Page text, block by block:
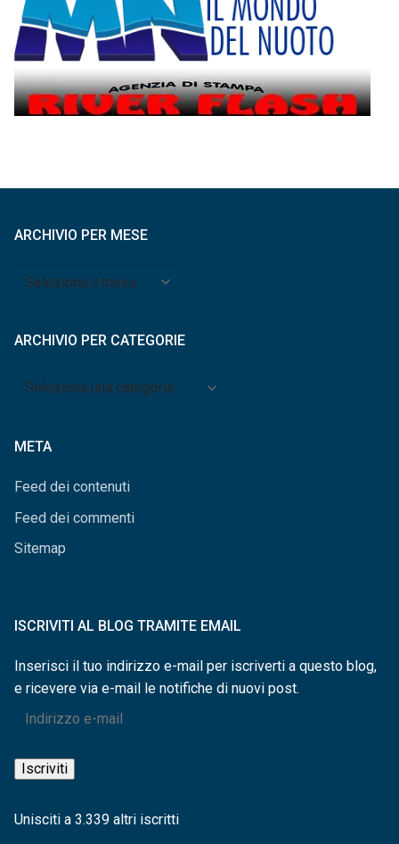
ARCHIVIO PER MESE
Archivio
ARCHIVIO PER CATEGORIE
Archivio
META
Feed dei contenuti
Feed dei commenti
Sitemap
ISCRIVITI AL BLOG TRAMITE EMAIL
Inserisci il tuo indirizzo e-mail per iscriverti a questo blog,
e ricevere via e-mail le notifiche di nuovi post.
Indirizzo
mail
Iscriviti
Unisciti a 3.339 altri iscritti